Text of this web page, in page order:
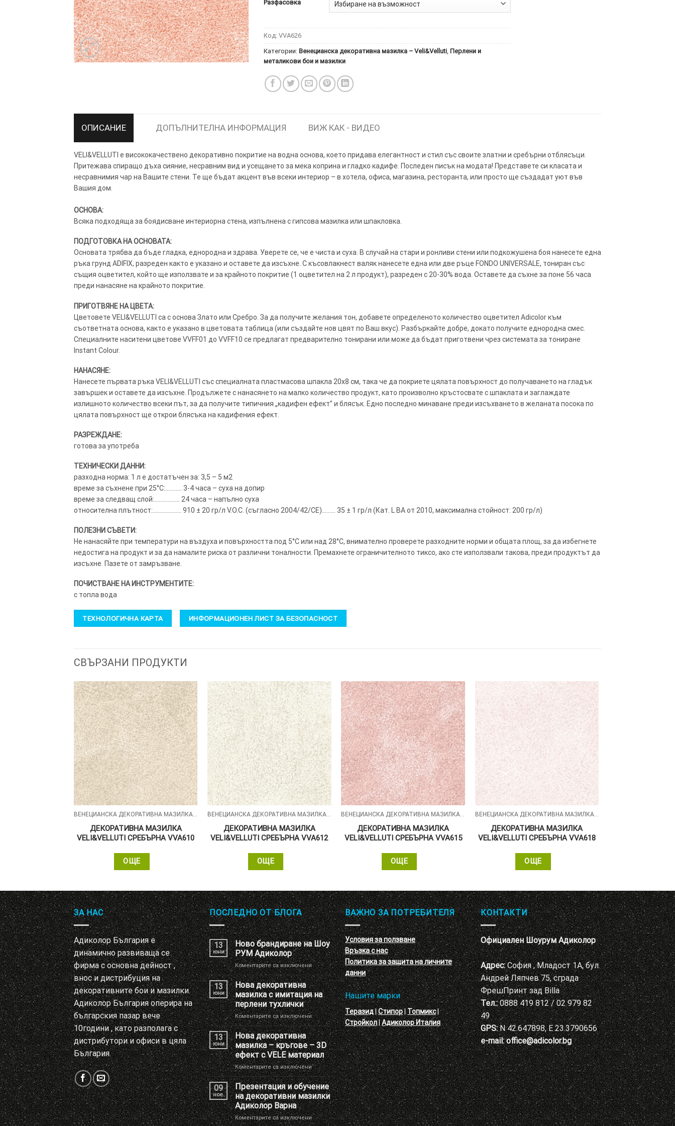
Разфасовка
Код: VVA626
Категории: Венецианска декоративна мазилка – Veli&Velluti, Перлени и
металикови бои и мазилки
ОПИСАНИЕ ДОПЪЛНИТЕЛНА ИНФОРМАЦИЯ ВИЖ КАК - ВИДЕО
VELI&VELLUTI е висококачествено декоративно покритие на водна основа, което придава елегантност и стил със своите златни и сребърни отблясъци.
Притежава спиращо дъха сияние, несравним вид и усещането за мека коприна и гладко кадифе. Последен писък на модата! Представете си класата и
несравнимия чар на Вашите стени. Те ще бъдат акцент във всеки интериор – в хотела, офиса, магазина, ресторанта, или просто ще създадат уют във
Вашия дом.
ОСНОВА:
Всяка подходяща за боядисване интериорна стена, изпълнена с гипсова мазилка или шпакловка.
ПОДГОТОВКА НА ОСНОВАТА:
Основата трябва да бъде гладка, еднородна и здрава. Уверете се, че е чиста и суха. В случай на стари и ронливи стени или подкожушена боя нанесете една
ръка грунд ADIFIX, разреден както е указано и оставете да изсъхне. С късовлакнест валяк нанесете една или две ръце FONDO UNIVERSALE, тониран със
същия оцветител, който ще използвате и за крайното покритие (1 оцветител на 2 л продукт), разреден с 20-30% вода. Оставете да съхне за поне 56 часа
преди нанасяне на крайното покритие.
ПРИГОТВЯНЕ НА ЦВЕТА:
Цветовете VELI&VELLUTI са с основа Злато или Сребро. За да получите желания тон, добавете определеното количество оцветител Adicolor към
съответната основа, както е указано в цветовата таблица (или създайте нов цвят по Ваш вкус). Разбъркайте добре, докато получите еднородна смес.
Специалните наситени цветове VVFF01 до VVFF10 се предлагат предварително тонирани или може да бъдат приготвени чрез системата за тониране
Instant Colour.
НАНАСЯНЕ:
Нанесете първата ръка VELI&VELLUTI със специалната пластмасова шпакла 20х8 см, така че да покриете цялата повърхност до получаването на гладък
завършек и оставете да изсъхне. Продължете с нанасянето на малко количество продукт, като произволно кръстосвате с шпаклата и заглаждате
излишното количество всеки път, за да получите типичния „кадифен ефект” и блясък. Едно последно минаване преди изсъхването в желаната посока по
цялата повърхност ще открои блясъка на кадифения ефект.
РАЗРЕЖДАНЕ:
готова за употреба
ТЕХНИЧЕСКИ ДАННИ:
разходна норма: 1 л е достатъчен за: 3,5 – 5 м2
време за съхнене при 25°C:……….. 3-4 часа – суха на допир
време за следващ слой:…………….. 24 часа – напълно суха
относителна плътност:………………. 910 ± 20 гр/л V.O.C. (съгласно 2004/42/CE)……… 35 ± 1 гр/л (Кат. L BA от 2010, максимална стойност: 200 гр/л)
ПОЛЕЗНИ СЪВЕТИ:
Не нанасяйте при температури на въздуха и повърхността под 5°C или над 28°C, внимателно проверете разходните норми и общата площ, за да избегнете
недостига на продукт и за да намалите риска от различни тоналности. Премахнете ограничителното тиксо, ако сте използвали такова, преди продуктът да
изсъхне. Пазете от замръзване.
ПОЧИСТВАНЕ НА ИНСТРУМЕНТИТЕ:
с топла вода
ТЕХНОЛОГИЧНА КАРТА ИНФОРМАЦИОНЕН ЛИСТ ЗА БЕЗОПАСНОСТ
СВЪРЗАНИ ПРОДУКТИ
ВЕНЕЦИАНСКА ДЕКОРАТИВНА МАЗИЛКА – VELI&VELLUTI
ДЕКОРАТИВНА МАЗИЛКА
VELI&VELLUTI СРЕБЪРНА VVA610
ОЩЕ
ВЕНЕЦИАНСКА ДЕКОРАТИВНА МАЗИЛКА – VELI&VELLUTI
ДЕКОРАТИВНА МАЗИЛКА
VELI&VELLUTI СРЕБЪРНА VVA612
ОЩЕ
ВЕНЕЦИАНСКА ДЕКОРАТИВНА МАЗИЛКА – VELI&VELLUTI
ДЕКОРАТИВНА МАЗИЛКА
VELI&VELLUTI СРЕБЪРНА VVA615
ОЩЕ
ВЕНЕЦИАНСКА ДЕКОРАТИВНА МАЗИЛКА – VELI&VELLUTI
ДЕКОРАТИВНА МАЗИЛКА
VELI&VELLUTI СРЕБЪРНА VVA618
ОЩЕ
ЗА НАС
Адиколор България е
динамично развиваща се
фирма с основна дейност ,
внос и дистрибуция на
декоративните бои и мазилки.
Адиколор България оперира на
българския пазар вече
10години , като разполага с
дистрибутори и офиси в цяла
България.
ПОСЛЕДНО ОТ БЛОГА
13
юни
Ново брандиране на Шоу
РУМ Адиколор
Коментарите са изключениза
Ново
брандиране
на
Шоу
РУМ
Адиколор
13
юни
Нова декоративна
мазилка с имитация на
перлени тухлички
Коментарите са изключениза
Нова
декоративна
мазилка
с
имитация
на
перлени
тухлички
13
юни
Нова декоративна
мазилка – кръгове – 3D
ефект с VELE материал
Коментарите са изключениза
Нова
декоративна
мазилка
–
кръгове
–
09
ное.
Презентация и обучение
на декоративни мазилки
Адиколор Варна
Коментарите са изключениза
ВАЖНО ЗА ПОТРЕБИТЕЛЯ
Условия за ползване
Връзка с нас
Политика за защита на личните
данни
Нашите марки
Теразид|Стипор|Топмикс|
Стройкол|Адиколор Италия
КОНТАКТИ
Официален Шоурум Адиколор
Адрес:София , Младост 1А, бул.
Андрей Ляпчев 75, сграда
ФрешПринт зад Billa
Тел.:0888 419 812 / 02 979 82
49
GPS:N 42.647898, E 23.3790656
e-mail: office@adicolor.bg
×
НАМЕРИТЕ ТУК.